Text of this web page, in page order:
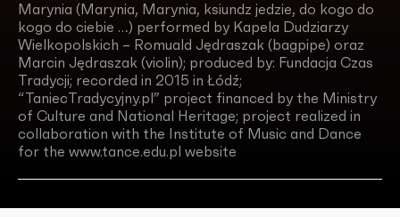
Marynia (Marynia, Marynia, ksiundz jedzie, do kogo do
kogo do ciebie …) performed by Kapela Dudziarzy
Wielkopolskich – Romuald Jędraszak (bagpipe) oraz
Marcin Jędraszak (violin); produced by: Fundacja Czas
Tradycji; recorded in 2015 in Łódź;
“TaniecTradycyjny.pl” project financed by the Ministry
of Culture and National Heritage; project realized in
collaboration with the Institute of Music and Dance
for the www.tance.edu.pl website